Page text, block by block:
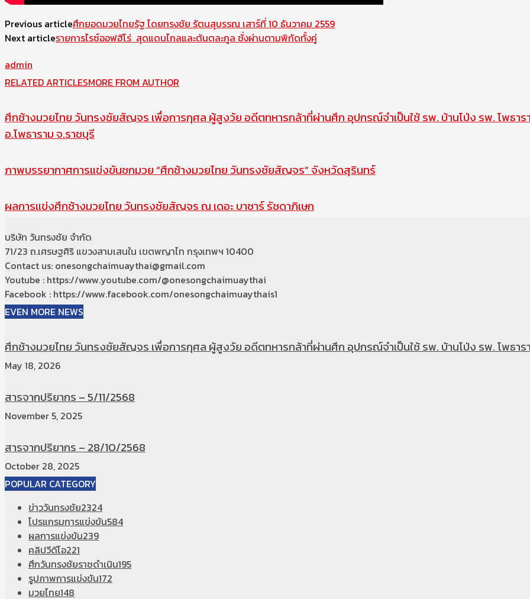
Previous articleศึกยอดมวยไทยรัฐ โดยทรงชัย รัตนสุบรรณ เสาร์ที่ 10 ธันวาคม 2559
Next articleรายการไรซ์ออฟฮีโร่ สุดแดนไกลและต้นตละกูล ชั่งผ่านตามพิกัดทั้งคู่
admin
RELATED ARTICLESMORE FROM AUTHOR
ศึกช้างมวยไทย วันทรงชัยสัญจร เพื่อการกุศล ผู้สูงวัย อดีตทหารกล้าที่ผ่านศึก อุปกรณ์จำเป็นใช้ รพ. บ้านโป่ง รพ. โพธา
อ.โพธาราม จ.ราชบุรี
ภาพบรรยากาศการแข่งขันชกมวย “ศึกช้างมวยไทย วันทรงชัยสัญจร” จังหวัดสุรินทร์
ผลการแข่งศึกช้างมวยไทย วันทรงชัยสัญจร ณ เดอะ บาซาร์ รัชดาภิเษก
บริษัท วันทรงชัย จำกัด
71/23 ถ.เศรษฐศิริ แขวงสามเสนใน เขตพญาไท กรุงเทพฯ 10400
Contact us: onesongchaimuaythai@gmail.com
Youtube : https://www.youtube.com/@onesongchaimuaythai
Facebook : https://www.facebook.com/onesongchaimuaythais1
EVEN MORE NEWS
ศึกช้างมวยไทย วันทรงชัยสัญจร เพื่อการกุศล ผู้สูงวัย อดีตทหารกล้าที่ผ่านศึก อุปกรณ์จำเป็นใช้ รพ. บ้านโป่ง รพ. โพธารา
May 18, 2026
สารจากปริยากร – 5/11/2568
November 5, 2025
สารจากปริยากร – 28/10/2568
October 28, 2025
POPULAR CATEGORY
ข่าววันทรงชัย2324
โปรแกรมการแข่งขัน584
ผลการแข่งขัน239
คลิปวีดีโอ221
ศึกวันทรงชัยราชดำเนิน195
รูปภาพการแข่งขัน172
มวยไทย148